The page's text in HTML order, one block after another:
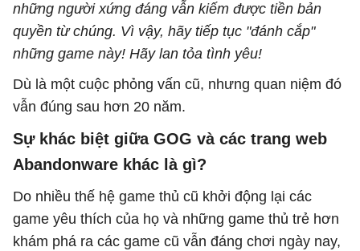
những người xứng đáng vẫn kiếm được tiền bản
quyền từ chúng. Vì vậy, hãy tiếp tục "đánh cắp"
những game này! Hãy lan tỏa tình yêu!
Dù là một cuộc phỏng vấn cũ, nhưng quan niệm đó
vẫn đúng sau hơn 20 năm.
Sự khác biệt giữa GOG và các trang web
Abandonware khác là gì?
Do nhiều thế hệ game thủ cũ khởi động lại các
game yêu thích của họ và những game thủ trẻ hơn
khám phá ra các game cũ vẫn đáng chơi ngày nay,